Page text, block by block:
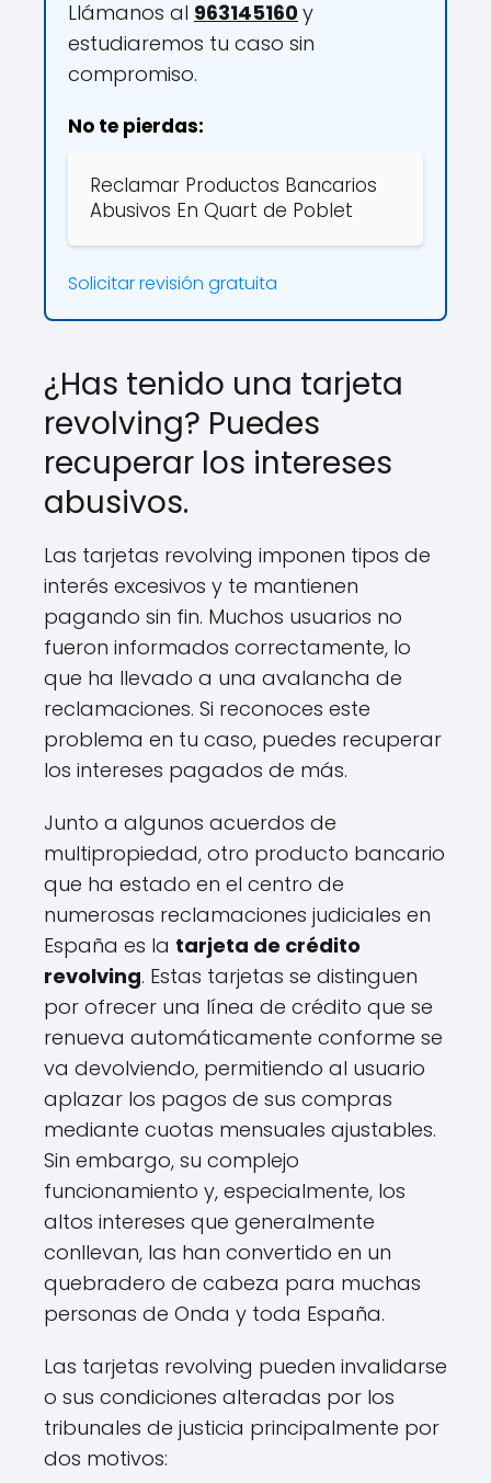
Llámanos al 963145160y
estudiaremos tu caso sin
compromiso.
No te pierdas:
Reclamar Productos Bancarios
Abusivos En Quart de Poblet
Solicitar revisión gratuita
¿Has tenido una tarjeta
revolving? Puedes
recuperar los intereses
abusivos.
Las tarjetas revolving imponen tipos de
interés excesivos y te mantienen
pagando sin fin. Muchos usuarios no
fueron informados correctamente, lo
que ha llevado a una avalancha de
reclamaciones. Si reconoces este
problema en tu caso, puedes recuperar
los intereses pagados de más.
Junto a algunos acuerdos de
multipropiedad, otro producto bancario
que ha estado en el centro de
numerosas reclamaciones judiciales en
España es la tarjeta de crédito
revolving. Estas tarjetas se distinguen
por ofrecer una línea de crédito que se
renueva automáticamente conforme se
va devolviendo, permitiendo al usuario
aplazar los pagos de sus compras
mediante cuotas mensuales ajustables.
Sin embargo, su complejo
funcionamiento y, especialmente, los
altos intereses que generalmente
conllevan, las han convertido en un
quebradero de cabeza para muchas
personas de Onda y toda España.
Las tarjetas revolving pueden invalidarse
o sus condiciones alteradas por los
tribunales de justicia principalmente por
dos motivos: